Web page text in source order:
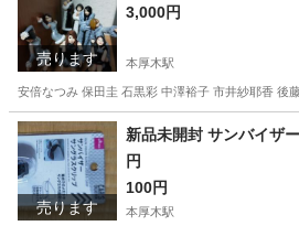
売ります
3,000円
本厚木駅
安倍なつみ 保田圭 石黒彩 中澤裕子 市井紗耶香 後
神奈川 厚木市 本厚木駅 フィギュア
売ります
新品未開封 サンバイザ
円
100円
本厚木駅